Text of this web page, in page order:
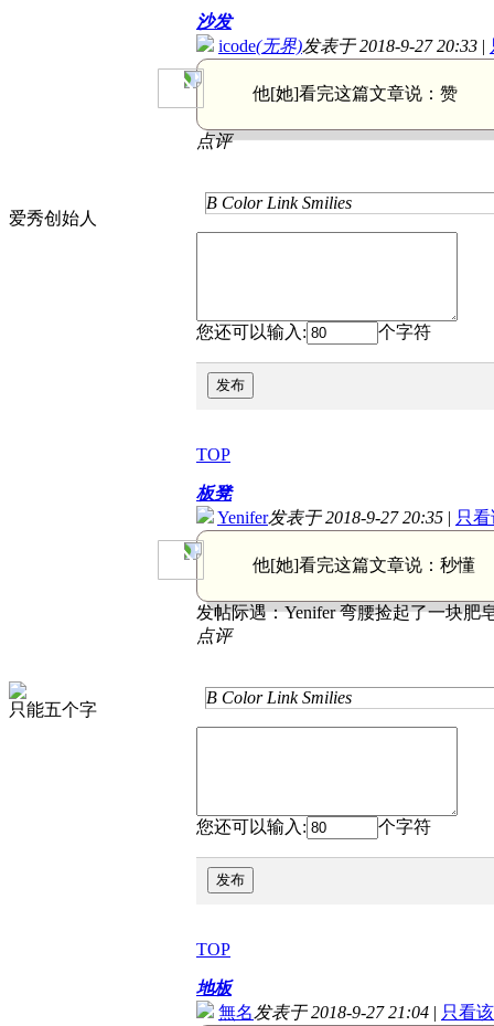
爱秀创始人
沙发
icode(无界)发表于 2018-9-27 20:33 |
他[她]看完这篇文章说： 赞
点评
B Color Link Smilies
您还可以输入: 个字符
发布
TOP
只能五个字
板凳
Yenifer发表于 2018-9-27 20:35 | 只
他[她]看完这篇文章说： 秒懂
发帖际遇：Yenifer 弯腰捡起了一块肥
点评
B Color Link Smilies
您还可以输入: 个字符
发布
TOP
地板
無名发表于 2018-9-27 21:04 | 只看